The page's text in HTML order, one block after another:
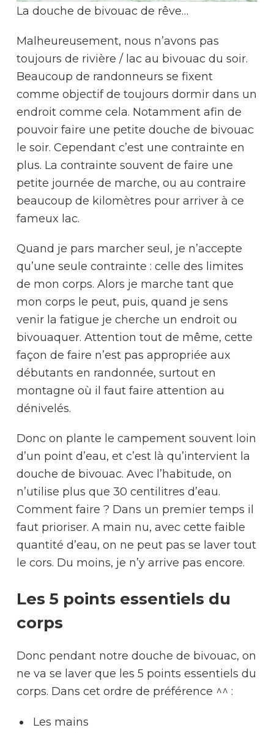
La douche de bivouac de rêve…
Malheureusement, nous n’avons pas
toujours de rivière / lac au bivouac du soir.
Beaucoup de randonneurs se fixent
comme objectif de toujours dormir dans un
endroit comme cela. Notamment afin de
pouvoir faire une petite douche de bivouac
le soir. Cependant c’est une contrainte en
plus. La contrainte souvent de faire une
petite journée de marche, ou au contraire
beaucoup de kilomètres pour arriver à ce
fameux lac.
Quand je pars marcher seul, je n’accepte
qu’une seule contrainte : celle des limites
de mon corps. Alors je marche tant que
mon corps le peut, puis, quand je sens
venir la fatigue je cherche un endroit ou
bivouaquer. Attention tout de même, cette
façon de faire n’est pas appropriée aux
débutants en randonnée, surtout en
montagne où il faut faire attention au
dénivelés.
Donc on plante le campement souvent loin
d’un point d’eau, et c’est là qu’intervient la
douche de bivouac. Avec l’habitude, on
n’utilise plus que 30 centilitres d’eau.
Comment faire ? Dans un premier temps il
faut prioriser. A main nu, avec cette faible
quantité d’eau, on ne peut pas se laver tout
le cors. Du moins, je n’y arrive pas encore.
Les 5 points essentiels du
corps
Donc pendant notre douche de bivouac, on
ne va se laver que les 5 points essentiels du
corps. Dans cet ordre de préférence ^^ :
Les mains